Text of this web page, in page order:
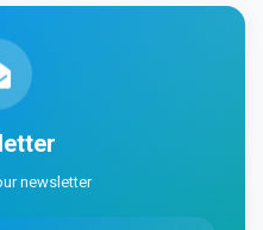
newsletter